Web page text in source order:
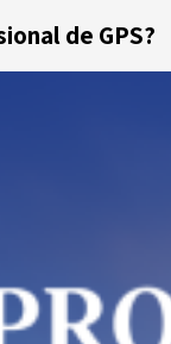
de GPS?